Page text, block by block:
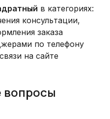
в категориях:
консультации,
заказа
по телефону
на сайте
вопросы